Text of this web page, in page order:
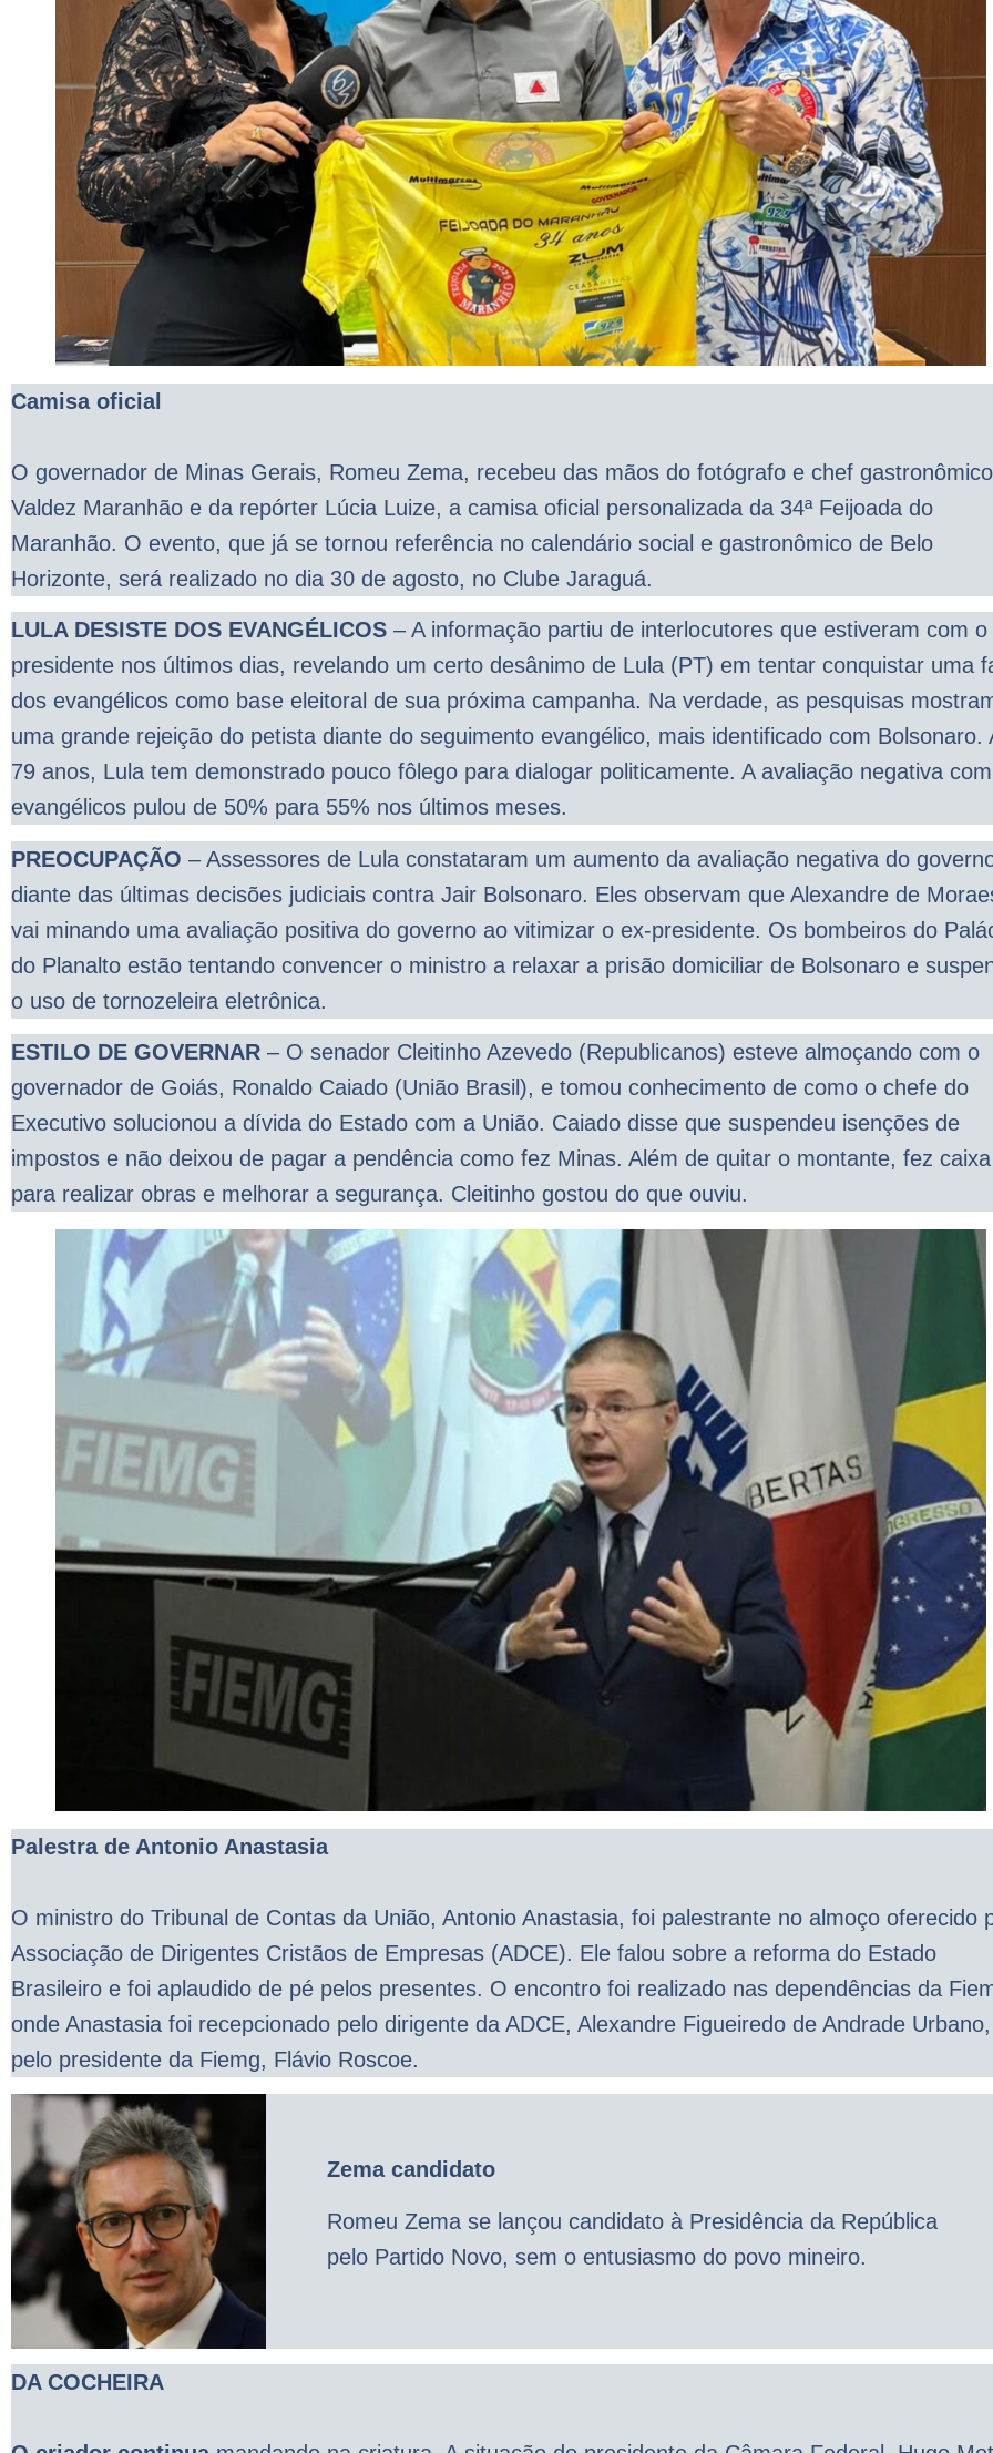
Camisa oficial
O governador de Minas Gerais, Romeu Zema, recebeu das mãos do fotógrafo e chef gastronômico
Valdez Maranhão e da repórter Lúcia Luize, a camisa oficial personalizada da 34ª Feijoada do
Maranhão. O evento, que já se tornou referência no calendário social e gastronômico de Belo
Horizonte, será realizado no dia 30 de agosto, no Clube Jaraguá.
LULA DESISTE DOS EVANGÉLICOS – A informação partiu de interlocutores que estiveram com o
presidente nos últimos dias, revelando um certo desânimo de Lula (PT) em tentar conquistar uma
dos evangélicos como base eleitoral de sua próxima campanha. Na verdade, as pesquisas
uma grande rejeição do petista diante do seguimento evangélico, mais identificado com Bolsonaro.
79 anos, Lula tem demonstrado pouco fôlego para dialogar politicamente. A avaliação negativa
evangélicos pulou de 50% para 55% nos últimos meses.
PREOCUPAÇÃO – Assessores de Lula constataram um aumento da avaliação negativa do
diante das últimas decisões judiciais contra Jair Bolsonaro. Eles observam que Alexandre de
vai minando uma avaliação positiva do governo ao vitimizar o ex-presidente. Os bombeiros do
do Planalto estão tentando convencer o ministro a relaxar a prisão domiciliar de Bolsonaro e
o uso de tornozeleira eletrônica.
ESTILO DE GOVERNAR – O senador Cleitinho Azevedo (Republicanos) esteve almoçando com o
governador de Goiás, Ronaldo Caiado (União Brasil), e tomou conhecimento de como o chefe do
Executivo solucionou a dívida do Estado com a União. Caiado disse que suspendeu isenções de
impostos e não deixou de pagar a pendência como fez Minas. Além de quitar o montante, fez caixa
para realizar obras e melhorar a segurança. Cleitinho gostou do que ouviu.
Palestra de Antonio Anastasia
O ministro do Tribunal de Contas da União, Antonio Anastasia, foi palestrante no almoço oferecido
Associação de Dirigentes Cristãos de Empresas (ADCE). Ele falou sobre a reforma do Estado
Brasileiro e foi aplaudido de pé pelos presentes. O encontro foi realizado nas dependências da
onde Anastasia foi recepcionado pelo dirigente da ADCE, Alexandre Figueiredo de Andrade
pelo presidente da Fiemg, Flávio Roscoe.
Zema candidato
Romeu Zema se lançou candidato à Presidência da República
pelo Partido Novo, sem o entusiasmo do povo mineiro.
DA COCHEIRA